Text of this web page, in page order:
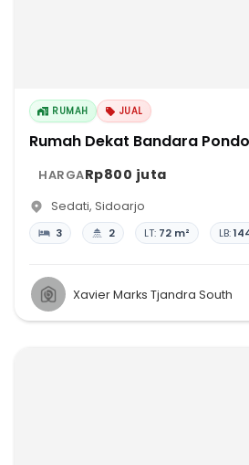
RUMAH JUAL
Rumah Dekat Bandara
HARGARp800 juta
Sedati, Sidoarjo
3 2 LT: 72 m² LB:
Xavier Marks Tjandra South